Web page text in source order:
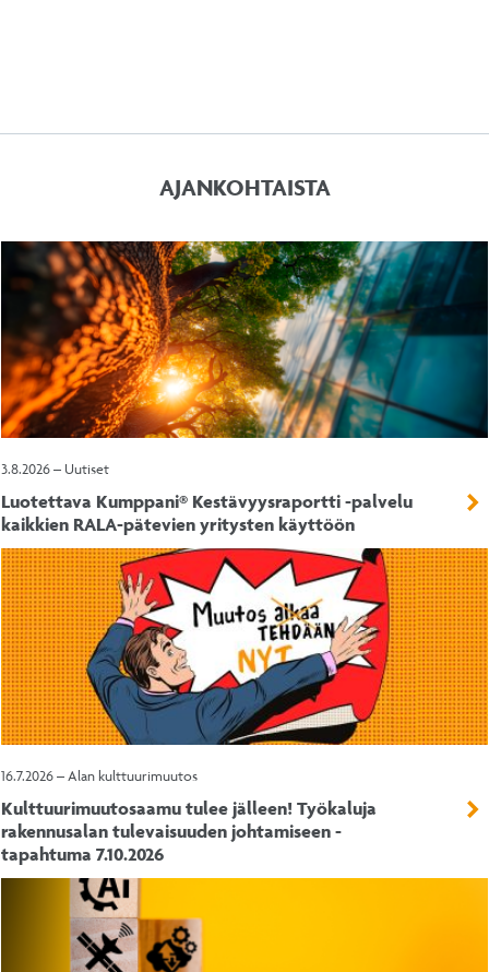
AJANKOHTAISTA
3.8.2026 – Uutiset
Luotettava Kumppani® Kestävyysraportti -palvelu
kaikkien RALA-pätevien yritysten käyttöön
16.7.2026 – Alan kulttuurimuutos
Kulttuurimuutosaamu tulee jälleen! Työkaluja
rakennusalan tulevaisuuden johtamiseen -
tapahtuma 7.10.2026